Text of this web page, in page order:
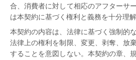
合、消費者に対して相応のアフターサ
は本契約に基づく権利と義務を十分理
本契約の内容は、法律に基づく強制的
法律上の権利を制限、変更、剥奪、放
することを意図しない。本契約の章、